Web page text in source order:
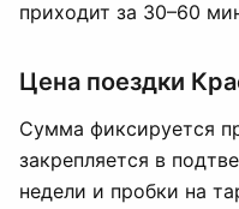
приходит за 30–60
Цена поездки
Сумма фиксируется
закрепляется в
недели и пробки на